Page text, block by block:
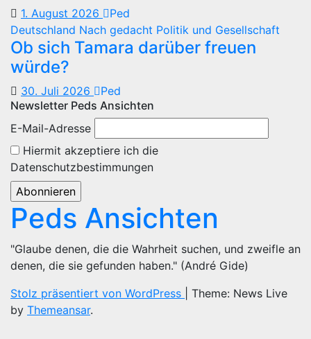
1. August 2026
Ped
Deutschland Nach gedacht Politik und Gesellschaft
Ob sich Tamara darüber freuen
würde?
30. Juli 2026
Ped
Newsletter Peds Ansichten
E-Mail-Adresse
Hiermit akzeptiere ich die
Datenschutzbestimmungen
Peds Ansichten
"Glaube denen, die die Wahrheit suchen, und zweifle an
denen, die sie gefunden haben." (André Gide)
Stolz präsentiert von WordPress
Theme: News Live
by Themeansar.